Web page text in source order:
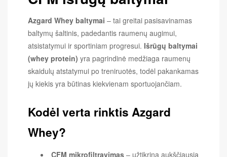
Azgard Whey baltymai – tai greitai pasisavinamas
baltymų šaltinis, padedantis raumenų augimui,
atsistatymui ir sportiniam progresui. Išrūgų baltymai
(whey protein) yra pagrindinė medžiaga raumenų
skaidulų atstatymui po treniruotės, todėl pakankamas
jų kiekis yra būtinas kiekvienam sportuojančiam.
Kodėl verta rinktis Azgard
Whey?
CFM mikrofiltravimas – užtikrina aukščiausią